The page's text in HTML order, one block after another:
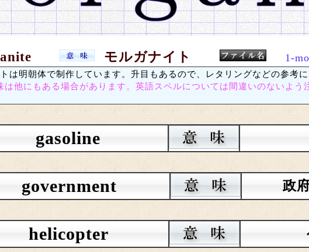
モルガナイト 1-
は明朝体で制作しています。升目もあるので、レタリングなどの参考に
は他にもある場合があります。英語スペルについては間違いのないよ
gasoline
government 政
helicopter